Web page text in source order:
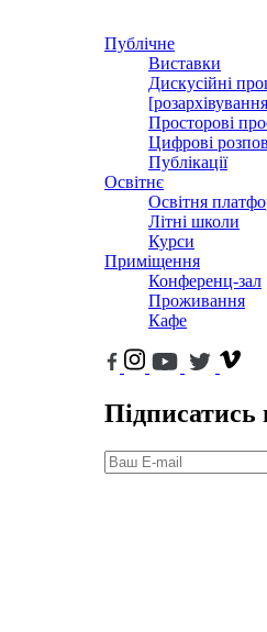
Публічне
Виставки
Дискусійні
Просторові
Цифрові
Публікації
Освітнє
Освітня
Літні школи
Курси
Приміщення
Конференц-зал
Проживання
Кафе
Підписатись